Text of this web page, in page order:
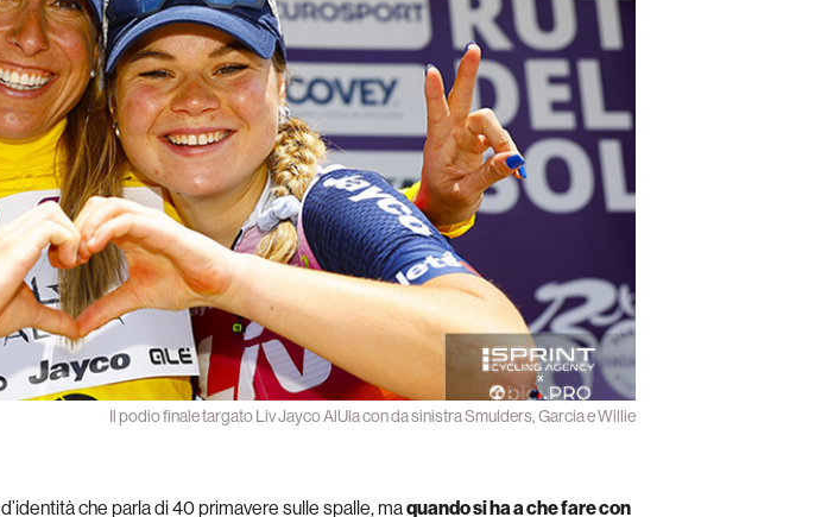
Il podio finale targato Liv Jayco AlUla con da sinistra Smulders, Garcia e Willie
che parla di 40 primavere sulle spalle, maquando si ha a che fare con